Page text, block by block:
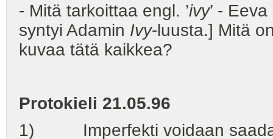
- Mitä tarkoittaa engl. ’ivy’ -
syntyi Adamin Ivy-luusta.] Mitä
kuvaa tätä kaikkea?
Protokieli 21.05.96
1) Imperfekti voidaan saada